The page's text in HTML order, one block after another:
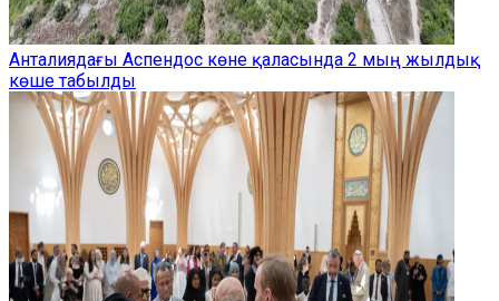
Анталиядағы Аспендос көне қаласында 2 мың жылдық
көше табылды